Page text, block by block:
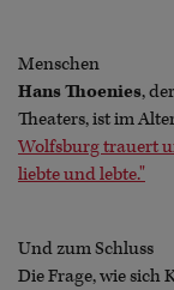
Menschen
Hans Thoenies,
Theaters, ist im
Wolfsburg trauert
liebte und lebte."
Und zum Schluss
Die Frage, wie sich